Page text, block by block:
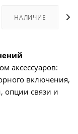
НАЛИЧИЕ
аксессуаров:
включения,
опции связи и